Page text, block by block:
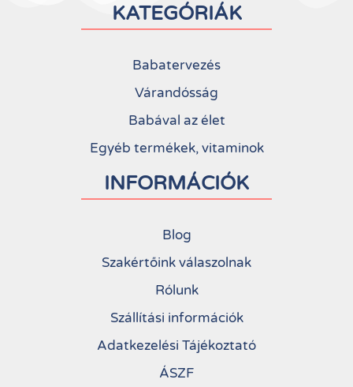
KATEGÓRIÁK
Babatervezés
Várandósság
Babával az élet
Egyéb termékek, vitaminok
INFORMÁCIÓK
Blog
Szakértőink válaszolnak
Rólunk
Szállítási információk
Adatkezelési Tájékoztató
ÁSZF